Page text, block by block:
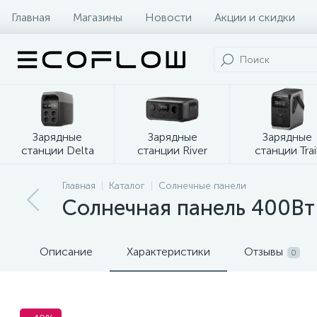
Главная Магазины Новости Акции и скидки
Зарядные
станции Delta
Зарядные
станции River
Зарядные
станции
Главная Каталог Солнечные панели
Солнечная панель
Описание Характеристики Отзывы 0